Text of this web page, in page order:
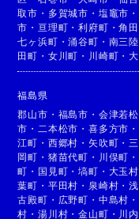
取市 ・ 多賀城市 ・ 塩竈市 ・
市 ・ 亘理町 ・利府町 ・角
七ヶ浜町 ・涌谷町 ・ 南三
田町 ・ 女川町 ・ 川崎町 ・
福島県
郡山市 ・ 福島市 ・ 会津若
市 ・ 二本松市 ・喜多方市 ・
江町 ・ 西郷村 ・矢吹町 ・
岡町 ・ 猪苗代町 ・ 川俣町 ・
町 ・ 国見町 ・塙町 ・ 大玉村
葉町 ・ 平田村 ・ 泉崎村 ・
古殿町 ・ 広野町 ・ 中島村 ・
村 ・湯川村 ・金山町 ・ 川